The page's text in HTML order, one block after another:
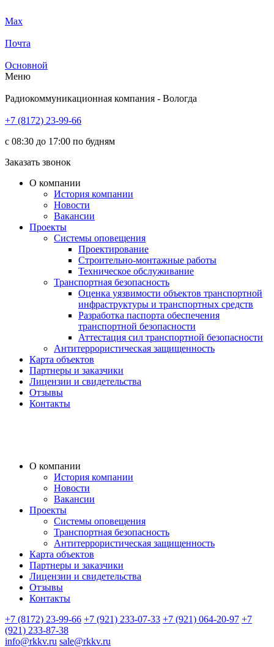
Max
Почта
Основной
Меню
Радиокоммуникационная компания - Вологда
+7 (8172) 23-99-66
с 08:30 до 17:00 по будням
Заказать звонок
О компании
История компании
Новости
Вакансии
Проекты
Системы оповещения
Проектирование
Строительно-монтажные работы
Техническое обслуживание
Транспортная безопасность
Оценка уязвимости объектов транспортной
инфраструктуры и транспортных средств
Разработка паспорта обеспечения
транспортной безопасности
Аттестация сил транспортной безопасности
Антитеррористическая защищенность
Карта объектов
Партнеры и заказчики
Лицензии и свидетельства
Отзывы
Контакты
О компании
История компании
Новости
Вакансии
Проекты
Системы оповещения
Транспортная безопасность
Антитеррористическая защищенность
Карта объектов
Партнеры и заказчики
Лицензии и свидетельства
Отзывы
Контакты
+7 (8172) 23-99-66 +7 (921) 233-07-33 +7 (921) 064-20-97 +7
(921) 233-87-38
info@rkkv.ru sale@rkkv.ru